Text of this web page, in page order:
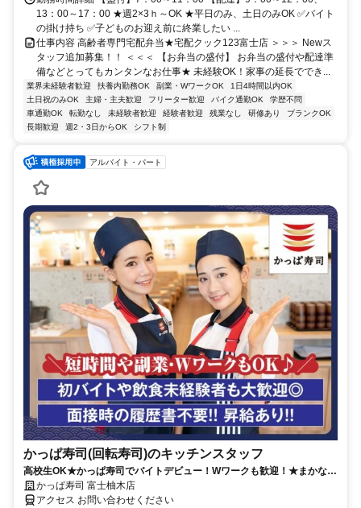
13：00～17：00 ★週2×3ｈ～OK ★平日のみ、土日のみOK ✅バイト
の掛け持ち ✅子どものお迎え前に終業したい ...
仕事内容 高齢者専門宅配弁当★宅配クック123富士店 ＞＞＞ Newス
タッフ追加募集！！ ＜＜＜ 【お弁当の盛付】 お弁当の盛付や配達準
備などとってもカンタンなお仕事★ 未経験OK！家事の延長ででき...
業界未経験者歓迎 扶養内勤務OK 副業・WワークOK
1日4時間以内OK
土日祝のみOK
主婦・主夫歓迎 フリーター歓迎 バイク通勤OK
学歴不問
車通勤OK
転勤なし 未経験者歓迎 経験者歓迎 残業なし 研修あり
ブランクOK
長期歓迎
週2・3日からOK シフト制
アルバイト・パート
かっぱ寿司(回転寿司)のキッチンスタッフ
高校生OK★かっぱ寿司でバイトデビュー！Wワークも歓迎！★まかない
有★短時間OK★履歴書不要
かっぱ寿司 富士柚木店
アクセス お問い合わせください